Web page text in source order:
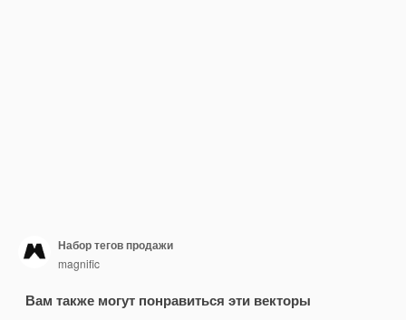
Набор тегов продажи
magnific
Вам также могут понравиться эти векторы